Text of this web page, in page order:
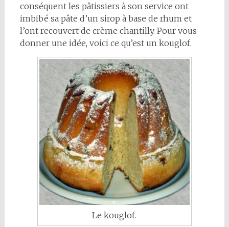
conséquent les pâtissiers à son service ont
imbibé sa pâte d’un sirop à base de rhum et
l’ont recouvert de crème chantilly. Pour vous
donner une idée, voici ce qu’est un kouglof.
Le kouglof.